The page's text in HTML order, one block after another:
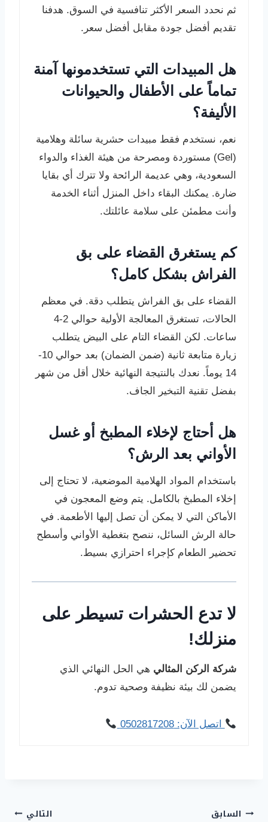
ثم نحدد السعر الأكثر تنافسية في السوق. هدفنا
تقديم أفضل جودة مقابل أفضل سعر.
هل المبيدات التي تستخدمونها آمنة
تماماً على الأطفال والحيوانات
الأليفة؟
نعم، نستخدم فقط مبيدات حشرية سائلة وهلامية
(Gel) مستوردة ومصرحة من هيئة الغذاء والدواء
السعودية، وهي عديمة الرائحة ولا تترك أي بقايا
ضارة. يمكنك البقاء داخل المنزل أثناء الخدمة
وأنت مطمئن على سلامة عائلتك.
كم يستغرق القضاء على بق
الفراش بشكل كامل؟
القضاء على بق الفراش يتطلب دقة. في معظم
الحالات، تستغرق المعالجة الأولية حوالي 2-4
ساعات. لكن القضاء التام على البيض يتطلب
زيارة متابعة ثانية (ضمن الضمان) بعد حوالي 10-
14 يوماً. نعدك بالنتيجة النهائية خلال أقل من شهر
بفضل تقنية التبخير الجاف.
هل أحتاج لإخلاء المطبخ أو غسل
الأواني بعد الرش؟
باستخدام المواد الهلامية الموضعية، لا تحتاج إلى
إخلاء المطبخ بالكامل. يتم وضع المعجون في
الأماكن التي لا يمكن أن تصل إليها الأطعمة. في
حالة الرش السائل، ننصح بتغطية الأواني وأسطح
تحضير الطعام كإجراء احترازي بسيط.
لا تدع الحشرات تسيطر على
منزلك!
شركة الركن المثالي هي الحل النهائي الذي
يضمن لك بيئة نظيفة وصحية تدوم.
اتصل الآن: 0502817208
السابق التالي